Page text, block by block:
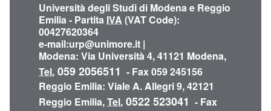
Università degli Studi di Modena e Reggio
Emilia - Partita IVA (VAT Code):
00427620364
e-mail:urp@unimore.it |
Modena: Via Università 4, 41121 Modena,
Tel. 059 2056511 - Fax 059 245156
Reggio Emilia: Viale A. Allegri 9, 42121
Reggio Emilia,Tel. 0522 523041 - Fax